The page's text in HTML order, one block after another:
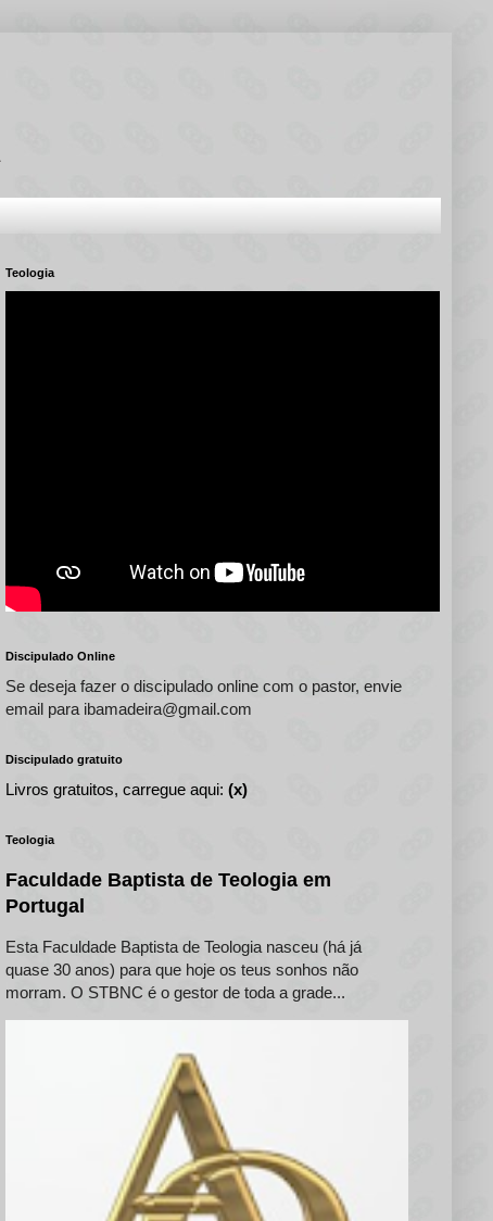
Teologia
Discipulado Online
Se deseja fazer o discipulado online com o pastor, envie
email para ibamadeira@gmail.com
Discipulado gratuito
Livros gratuitos, carregue aqui: (x)
Teologia
Faculdade Baptista de Teologia em
Portugal
Esta Faculdade Baptista de Teologia nasceu (há já
quase 30 anos) para que hoje os teus sonhos não
morram. O STBNC é o gestor de toda a grade...